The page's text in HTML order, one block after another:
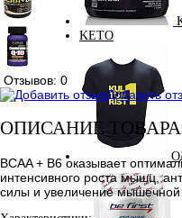
KETO
Отзывов: 0
Добавить
ОПИСАНИЕ
BCAA + B6 оказывает
интенсивного роста мышц,
силы и увеличение мышечной